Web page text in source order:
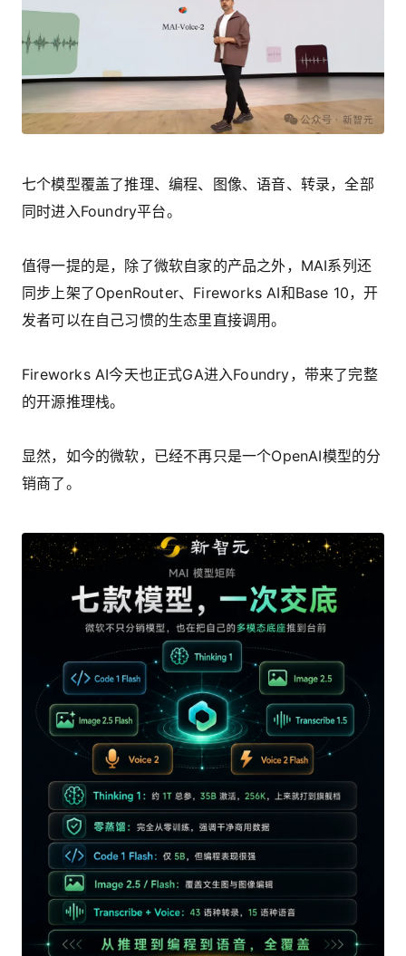
七个模型覆盖了推理、编程、图像、语音、转录，全部
同时进入Foundry平台。
值得一提的是，除了微软自家的产品之外，MAI系列还
同步上架了OpenRouter、Fireworks AI和Base 10，开
发者可以在自己习惯的生态里直接调用。
Fireworks AI今天也正式GA进入Foundry，带来了完整
的开源推理栈。
显然，如今的微软，已经不再只是一个OpenAI模型的分
销商了。